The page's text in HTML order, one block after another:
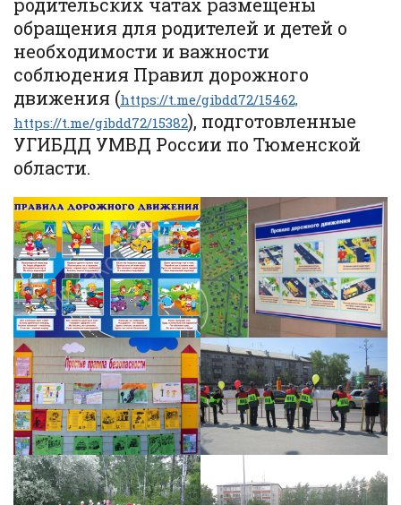
родительских чатах размещены
обращения для родителей и детей о
необходимости и важности
соблюдения Правил дорожного
движения (https://t.me/gibdd72/15462,
https://t.me/gibdd72/15382), подготовленные
УГИБДД УМВД России по Тюменской
области.